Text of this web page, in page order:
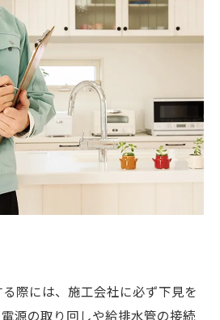
際には、施工会社に必ず下見を
源の取り回しや給排水管の接続